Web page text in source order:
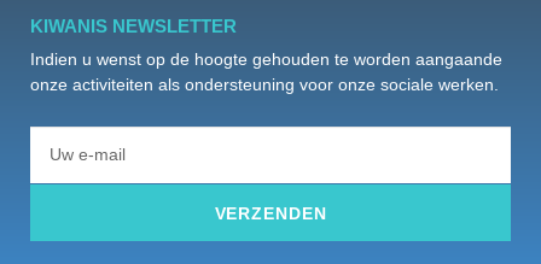
KIWANIS NEWSLETTER
Indien u wenst op de hoogte gehouden te worden aangaande
onze activiteiten als ondersteuning voor onze sociale werken.
VERZENDEN